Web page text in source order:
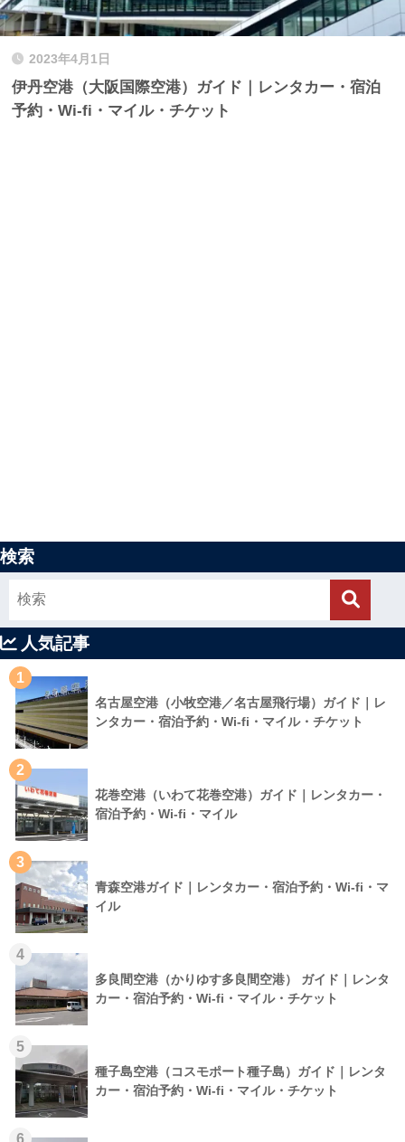
2023年4月1日
伊丹空港（大阪国際空港）ガイド｜レンタカー・宿泊
予約・Wi-fi・マイル・チケット
検索
人気記事
1
名古屋空港（小牧空港／名古屋飛行場）ガイド｜レ
ンタカー・宿泊予約・Wi-fi・マイル・チケット
2
花巻空港（いわて花巻空港）ガイド｜レンタカー・
宿泊予約・Wi-fi・マイル
3
青森空港ガイド｜レンタカー・宿泊予約・Wi-fi・マ
イル
4
多良間空港（かりゆす多良間空港） ガイド｜レンタ
カー・宿泊予約・Wi-fi・マイル・チケット
5
種子島空港（コスモポート種子島）ガイド｜レンタ
カー・宿泊予約・Wi-fi・マイル・チケット
6